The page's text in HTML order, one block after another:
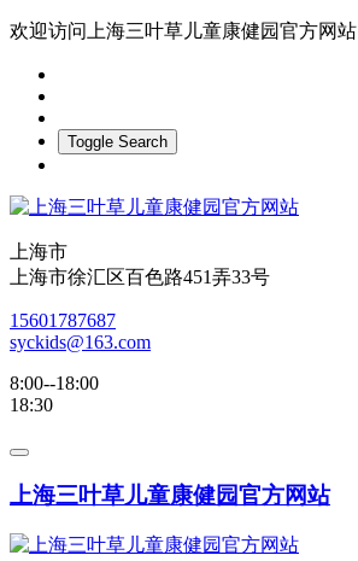
欢迎访问上海三叶草儿童康健园官方网站
Toggle Search
上海市
上海市徐汇区百色路451弄33号
15601787687
syckids@163.com
8:00--18:00
18:30
上海三叶草儿童康健园官方网站